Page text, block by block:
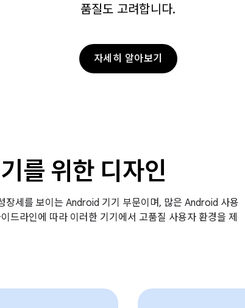
품질도 고려합니다.
자세히 알아보기
를 위한 디자인
장세를 보이는 Android 기기 부문이며, 많은 Android 사용
드라인에 따라 이러한 기기에서 고품질 사용자 환경을 제